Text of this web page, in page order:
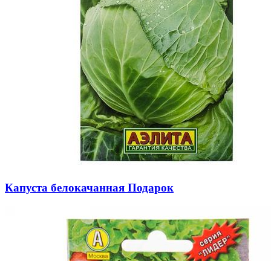
Капуста белокачанная Подарок